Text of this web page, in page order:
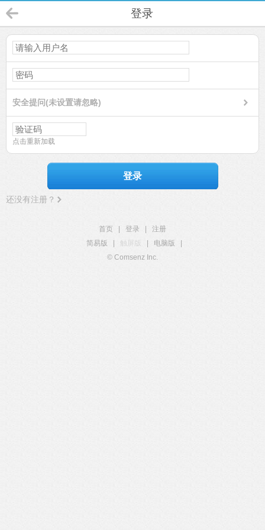
登录
安全提问(未设置请忽略)
点击重新加载
登录
还没有注册？
首页 登录
注册
简易版
触屏版 电脑版
© Comsenz Inc.